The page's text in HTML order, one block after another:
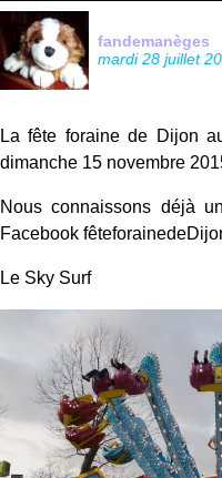
fandemanèges
mardi 28 juillet
La fête foraine de Dijon
dimanche 15 novembre
Nous connaissons déjà
Facebook
Le Sky Surf